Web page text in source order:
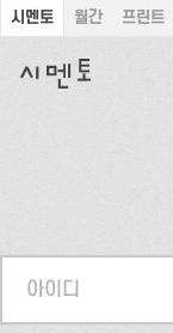
시멘토 월간 프린트
아이디